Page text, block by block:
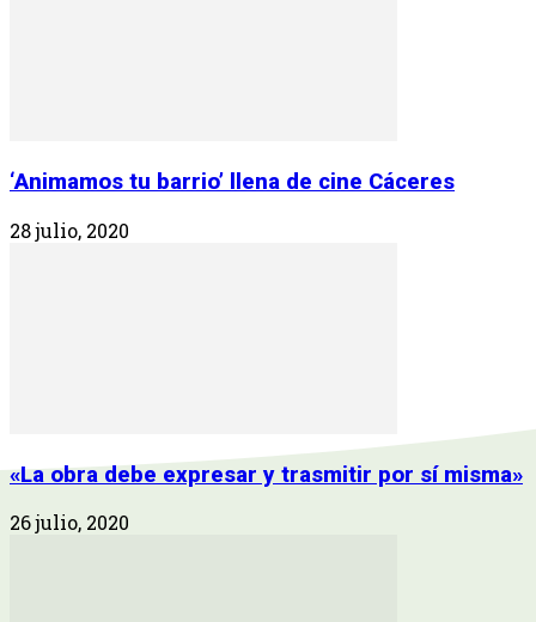
‘Animamos tu barrio’ llena de cine Cáceres
28 julio, 2020
«La obra debe expresar y trasmitir por sí misma»
26 julio, 2020